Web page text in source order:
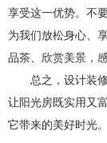
享受这一优势。不
为我们放松身心、
品茶、欣赏美景，
总之，设计装修
让阳光房既实用又
它带来的美好时光。